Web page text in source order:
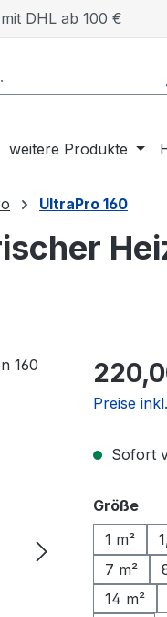
DHL ab 100 €
weitere Produkte
UltraPro 160
Regulärer
Preise
Sofort
Größe
1 m²
7 m²
14 m²